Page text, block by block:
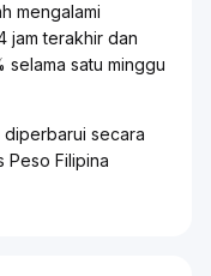
mengalami
jam terakhir dan
satu minggu
diperbarui secara
Peso Filipina